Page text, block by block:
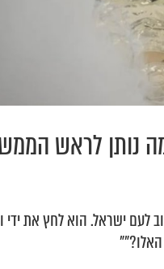
נותן לראש
לעם ישראל. הוא לחץ את ידי